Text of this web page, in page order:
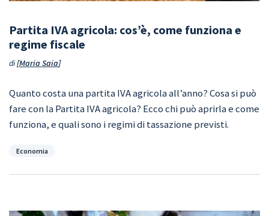
Partita IVA agricola: cos’è, come funziona e
regime fiscale
di Maria Saia
Quanto costa una partita IVA agricola all’anno? Cosa si può
fare con la Partita IVA agricola? Ecco chi può aprirla e come
funziona, e quali sono i regimi di tassazione previsti.
Categorie
Economia